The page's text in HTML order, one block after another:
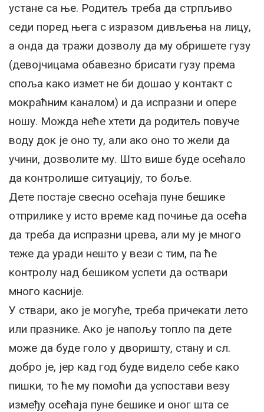
устане са ње. Родитељ треба да стрпљиво
седи поред њега с изразом дивљења на лицу,
а онда да тражи дозволу да му обришете гузу
(девојчицама обавезно брисати гузу према
споља како измет не би дошао у контакт с
мокраћним каналом) и да испразни и опере
ношу. Можда неће хтети да родитељ повуче
воду док је оно ту, али ако оно то жели да
учини, дозволите му. Што више буде осећало
да контролише ситуацију, то боље.
Дете постаје свесно осећаја пуне бешике
отприлике у исто време кад почиње да осећа
да треба да испразни црева, али му је много
теже да уради нешто у вези с тим, па ће
контролу над бешиком успети да оствари
много касније.
У ствари, ако је могуће, треба причекати лето
или празнике. Ако је напољу топло па дете
може да буде голо у дворишту, стану и сл.
добро је, јер кад год буде видело себе како
пишки, то ће му помоћи да успостави везу
између осећаја пуне бешике и оног шта се